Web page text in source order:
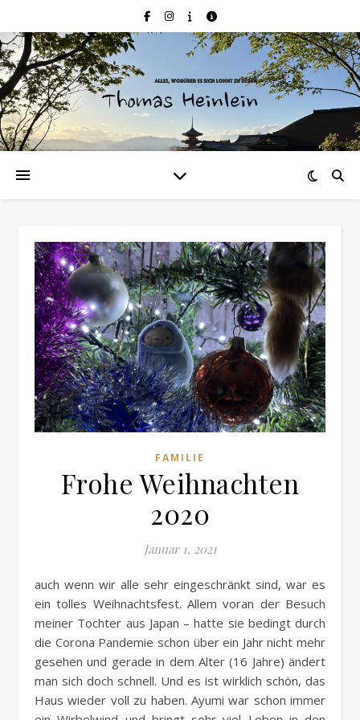
FAMILIE
Frohe Weihnachten
2020
Januar 1, 2021
auch wenn wir alle sehr eingeschränkt sind, war es
ein tolles Weihnachtsfest. Allem voran der Besuch
meiner Tochter aus Japan – hatte sie bedingt durch
die Corona Pandemie schon über ein Jahr nicht mehr
gesehen und gerade in dem Alter (16 Jahre) ändert
man sich doch schnell. Und es ist wirklich schön, das
Haus wieder voll zu haben. Ayumi war schon immer